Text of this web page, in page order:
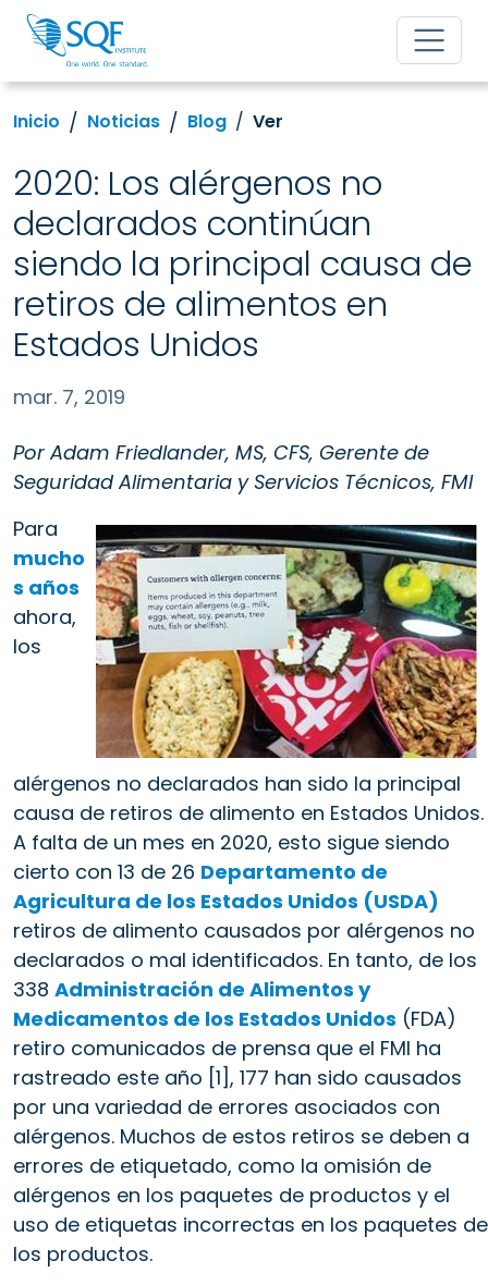
Inicio Noticias Blog Ver
2020: Los alérgenos no
declarados continúan
siendo la principal causa de
retiros de alimentos en
Estados Unidos
mar. 7, 2019
Por Adam Friedlander, MS, CFS, Gerente de
Seguridad Alimentaria y Servicios Técnicos, FMI
Para
mucho
s años
ahora,
los
alérgenos no declarados han sido la principal
causa de retiros de alimento en Estados Unidos.
A falta de un mes en 2020, esto sigue siendo
cierto con 13 de 26 Departamento de
Agricultura de los Estados Unidos (USDA)
retiros de alimento causados por alérgenos no
declarados o mal identificados. En tanto, de los
338 Administración de Alimentos y
Medicamentos de los Estados Unidos (FDA)
retiro comunicados de prensa que el FMI ha
rastreado este año [1], 177 han sido causados
por una variedad de errores asociados con
alérgenos. Muchos de estos retiros se deben a
errores de etiquetado, como la omisión de
alérgenos en los paquetes de productos y el
uso de etiquetas incorrectas en los paquetes de
los productos.